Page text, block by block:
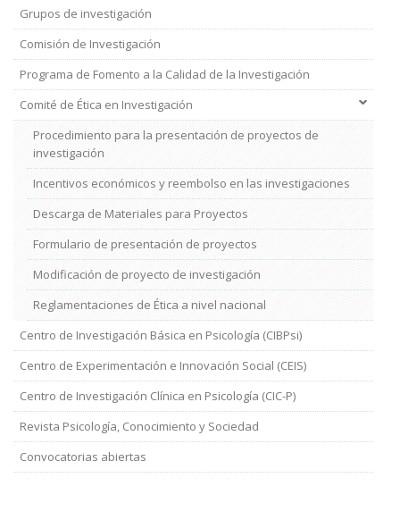
Grupos de investigación
Comisión de Investigación
Programa de Fomento a la Calidad de la Investigación
Comité de Ética en Investigación
Procedimiento para la presentación de proyectos de
investigación
Incentivos económicos y reembolso en las investigaciones
Descarga de Materiales para Proyectos
Formulario de presentación de proyectos
Modificación de proyecto de investigación
Reglamentaciones de Ética a nivel nacional
Centro de Investigación Básica en Psicología (CIBPsi)
Centro de Experimentación e Innovación Social (CEIS)
Centro de Investigación Clínica en Psicología (CIC-P)
Revista Psicología, Conocimiento y Sociedad
Convocatorias abiertas